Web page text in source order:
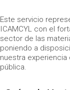
Este servicio
ICAMCYL con el
sector de las
poniendo a
nuestra
pública.